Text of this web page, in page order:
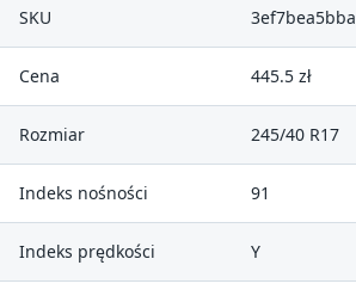
SKU
Cena 445.5 zł
Rozmiar 245/40 R17
Indeks nośności 91
Indeks prędkości Y